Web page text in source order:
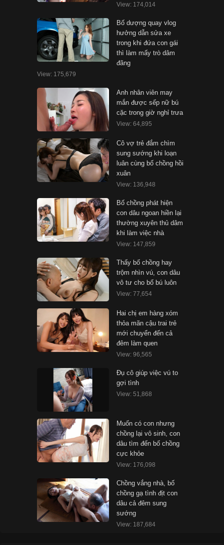
View: 174,014
Bố dượng quay vlog
hưởng dẫn sửa xe
trong khi đứa con gái
thì làm mấy trò dâm
đãng
View: 175,679
Anh nhân viên may
mắn được sếp nữ bú
cặc trong giờ nghỉ trưa
View: 64,895
Cô vợ trẻ đắm chìm
sung sướng khi loạn
luân cùng bố chồng hồi
xuân
View: 136,948
Bố chồng phát hiện
con dâu ngoan hiền lại
thường xuyên thủ dâm
khi làm việc nhà
View: 147,859
Thấy bố chồng hay
trộm nhìn vú, con dâu
vô tư cho bố bú luôn
View: 77,654
Hai chị em hàng xóm
thỏa mãn cậu trai trẻ
mới chuyển đến cả
đêm làm quen
View: 96,565
Đụ cô giúp việc vú to
gợi tình
View: 51,868
Muốn có con nhưng
chồng lại vô sinh, con
dâu tìm đến bố chồng
cực khỏe
View: 176,098
Chồng vắng nhà, bố
chồng gạ tình địt con
dâu cả đêm sung
sướng
View: 187,684